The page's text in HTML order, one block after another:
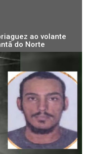
ao volante
do Norte